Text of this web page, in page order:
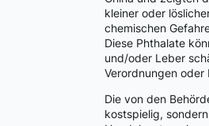
kleiner oder
chemischen
Diese Phthalate
und/oder Leber
Verordnungen oder
Die von den
kostspielig,